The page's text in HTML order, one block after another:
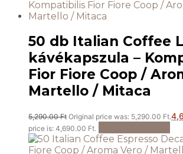
50 db Italian Coffee
kávékapszula –
Fior Fiore Coop /
Martello / Mitaca
5,290.00Ft Original price was: 5,290.00 Ft.
price is: 4,690.00 Ft.